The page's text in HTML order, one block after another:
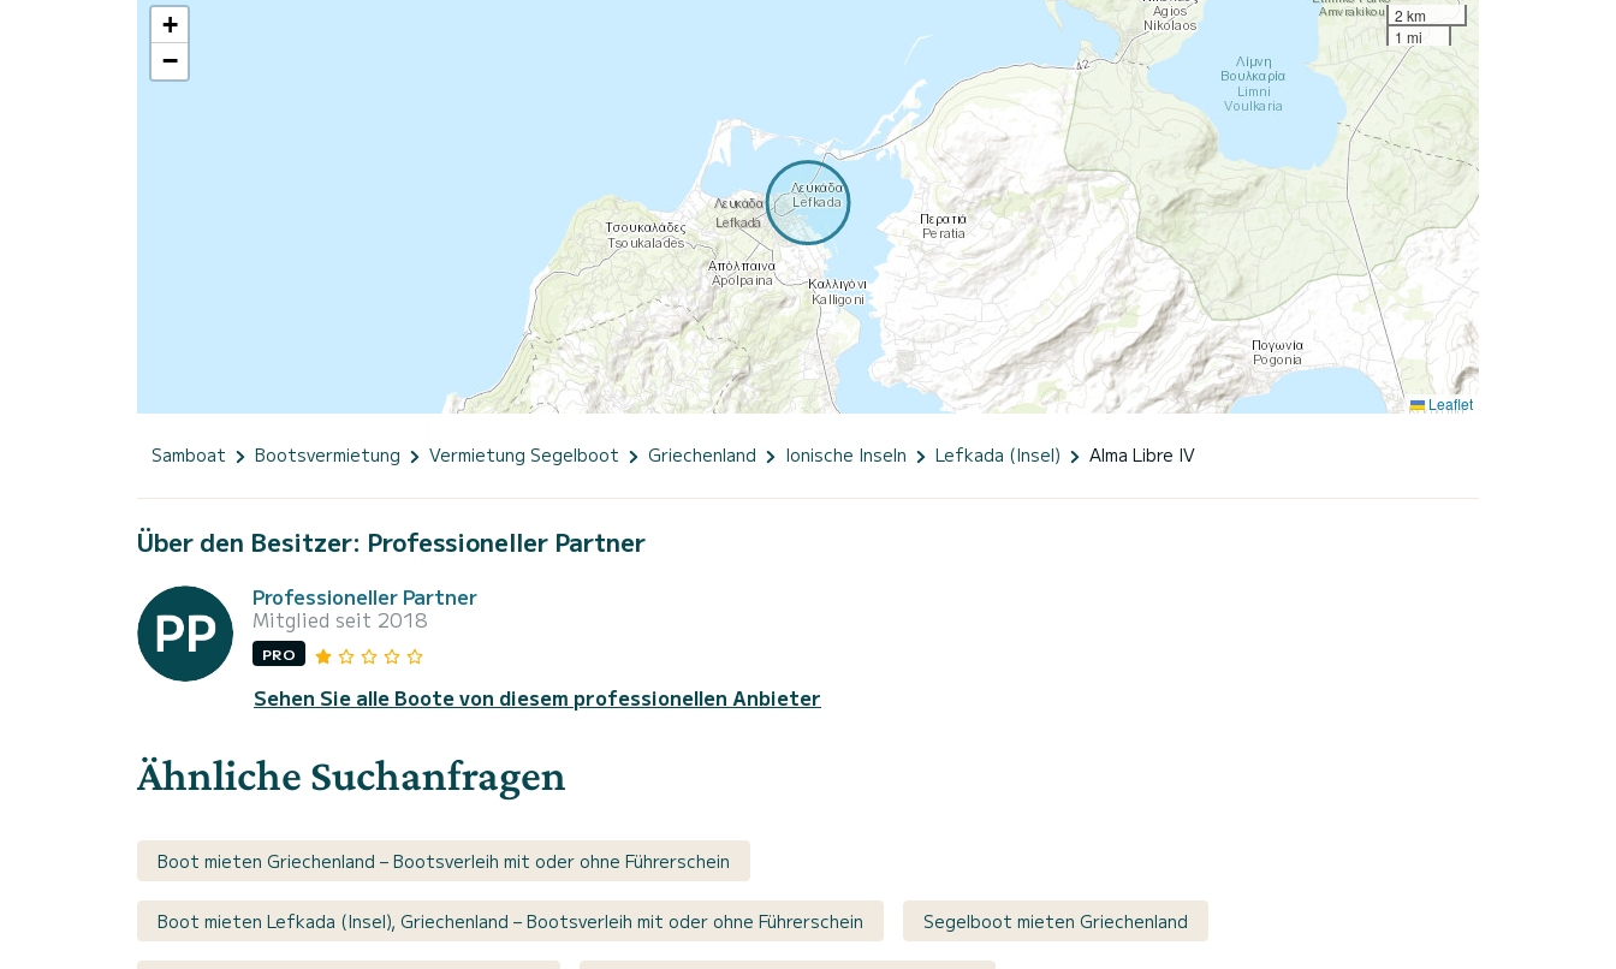
+
−
2 km
1 mi
Leaflet
Samboat Bootsvermietung Vermietung Segelboot Griechenland Ionische Inseln Lefkada (Insel) Alma Libre IV
Über den Besitzer: Professioneller Partner
Professioneller Partner
Mitglied seit 2018
PRO
Sehen Sie alle Boote von diesem professionellen Anbieter
Ähnliche Suchanfragen
Boot mieten Griechenland – Bootsverleih mit oder ohne Führerschein
Boot mieten Lefkada (Insel), Griechenland – Bootsverleih mit oder ohne Führerschein Segelboot mieten Griechenland